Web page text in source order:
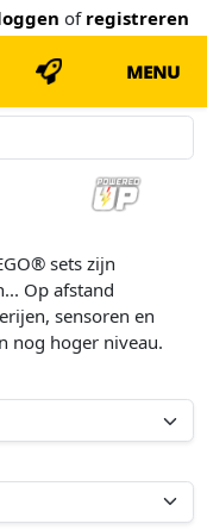
of registreren
MENU
sets zijn
Op afstand
sensoren en
nog hoger niveau.